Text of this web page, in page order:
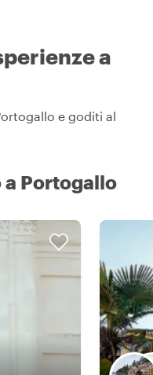
a
e goditi al
a Portogallo